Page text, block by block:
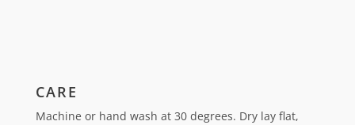
CARE
Machine or hand wash at 30 degrees. Dry lay flat,